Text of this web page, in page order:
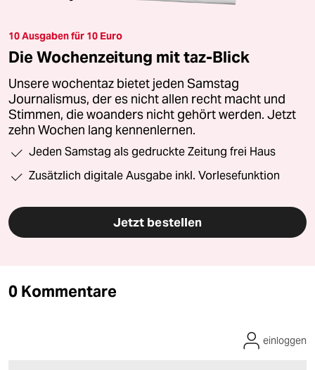
10 Ausgaben für 10 Euro
Die Wochenzeitung mit taz-Blick
Unsere wochentaz bietet jeden Samstag
Journalismus, der es nicht allen recht macht und
Stimmen, die woanders nicht gehört werden. Jetzt
zehn Wochen lang kennenlernen.
Jeden Samstag als gedruckte Zeitung frei Haus
Zusätzlich digitale Ausgabe inkl. Vorlesefunktion
Jetzt bestellen
0 Kommentare
einloggen